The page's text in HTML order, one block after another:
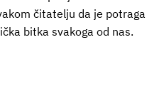
čitatelju da je potraga
bitka svakoga od nas.